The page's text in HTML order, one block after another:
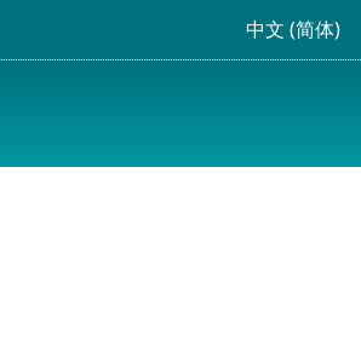
中文 (简体)